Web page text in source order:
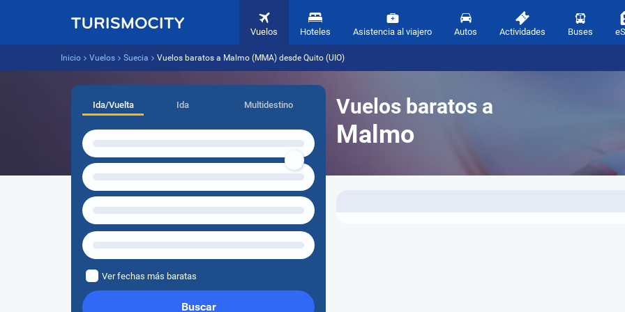
Vuelos Hoteles Asistencia al viajero Autos Actividades Buses
Inicio Vuelos Suecia Vuelos baratos a Malmo (MMA) desde Quito (UIO)
Vuelos baratos a
Malmo
Ida/Vuelta Ida Multidestino
Ver fechas más baratas
Buscar